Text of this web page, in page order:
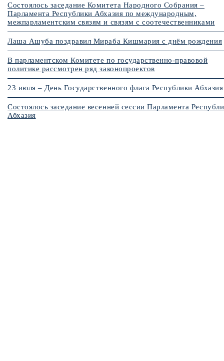
Состоялось заседание Комитета Народного Собрания –
Парламента Республики Абхазия по международным,
межпарламентским связям и связям с соотечественниками
Лаша Ашуба поздравил Мираба Кишмария с днём рождения
В парламентском Комитете по государственно-правовой
политике рассмотрен ряд законопроектов
23 июля – День Государственного флага Республики Абхазия
Состоялось заседание весенней сессии Парламента
Абхазия